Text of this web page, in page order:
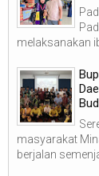
melaksanakan
masyarakat
berjalan